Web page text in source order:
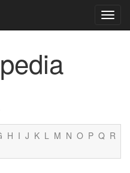
H I J K L M N O P Q R